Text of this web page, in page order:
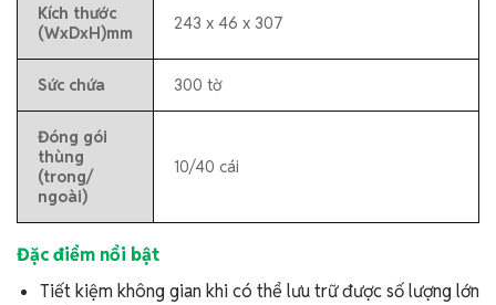
Kích thước
(WxDxH)mm
243 x 46 x 307
Sức chứa 300 tờ
Đóng gói
thùng
(trong/
ngoài)
10/40 cái
Đặc điểm nổi bật
Tiết kiệm không gian khi có thể lưu trữ được số lượng lớn